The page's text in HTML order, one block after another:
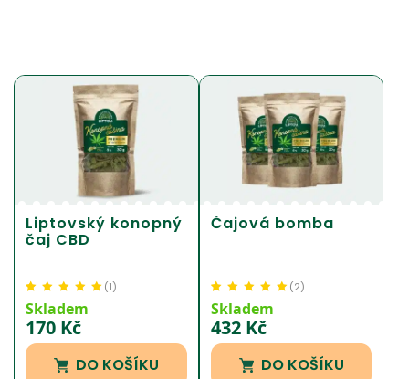
Liptovský konopný
čaj CBD
Hodnoceno
5 na základě
1
zákazníka
(1)
Skladem
170 Kč
DO KOŠÍKU
Čajová bomba
Hodnoceno
5 na základě
2
zákazníka
(2)
Skladem
432 Kč
DO KOŠÍKU